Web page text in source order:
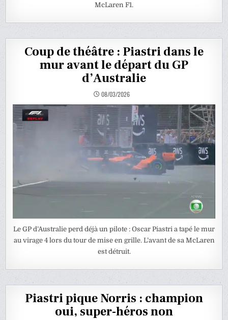
McLaren F1.
Coup de théâtre : Piastri dans le
mur avant le départ du GP
d’Australie
08/03/2026
Le GP d’Australie perd déjà un pilote : Oscar Piastri a tapé le mur
au virage 4 lors du tour de mise en grille. L’avant de sa McLaren
est détruit.
Piastri pique Norris : champion
oui, super-héros non